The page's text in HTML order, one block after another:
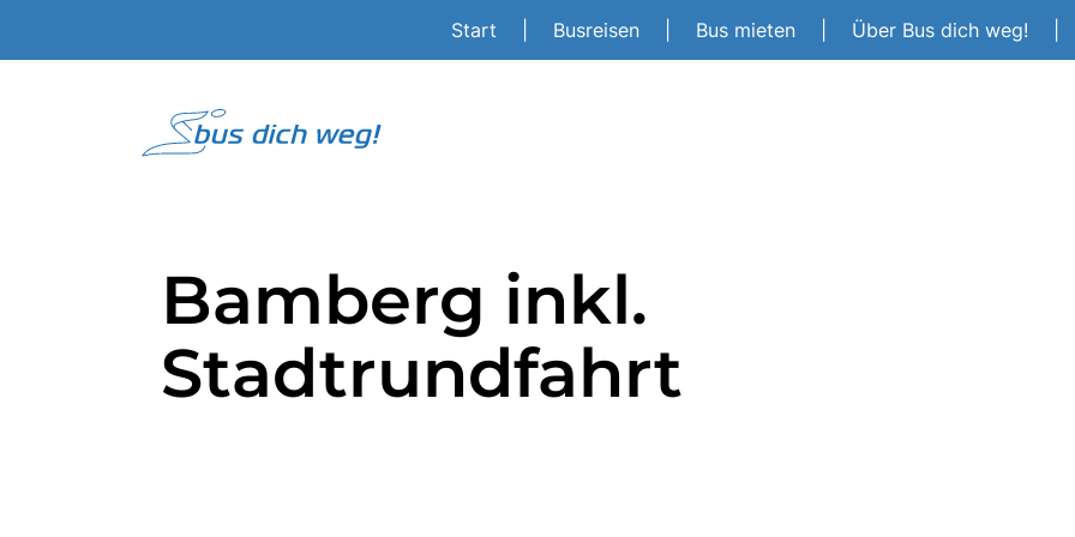
Start Busreisen Bus mieten Über Bus dich weg!
Bamberg inkl.
Stadtrundfahrt